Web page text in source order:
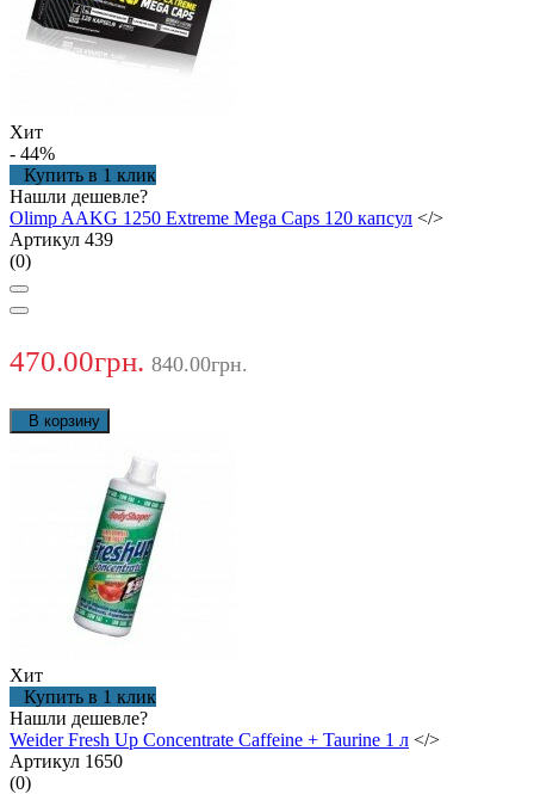
Хит
- 44%
Купить в 1 клик
Нашли дешевле?
Olimp AAKG 1250 Extreme Mega Caps 120 капсул </>
Артикул 439
(0)
470.00грн. 840.00грн.
В корзину
Хит
Купить в 1 клик
Нашли дешевле?
Weider Fresh Up Concentrate Caffeine + Taurine 1 л </>
Артикул 1650
(0)